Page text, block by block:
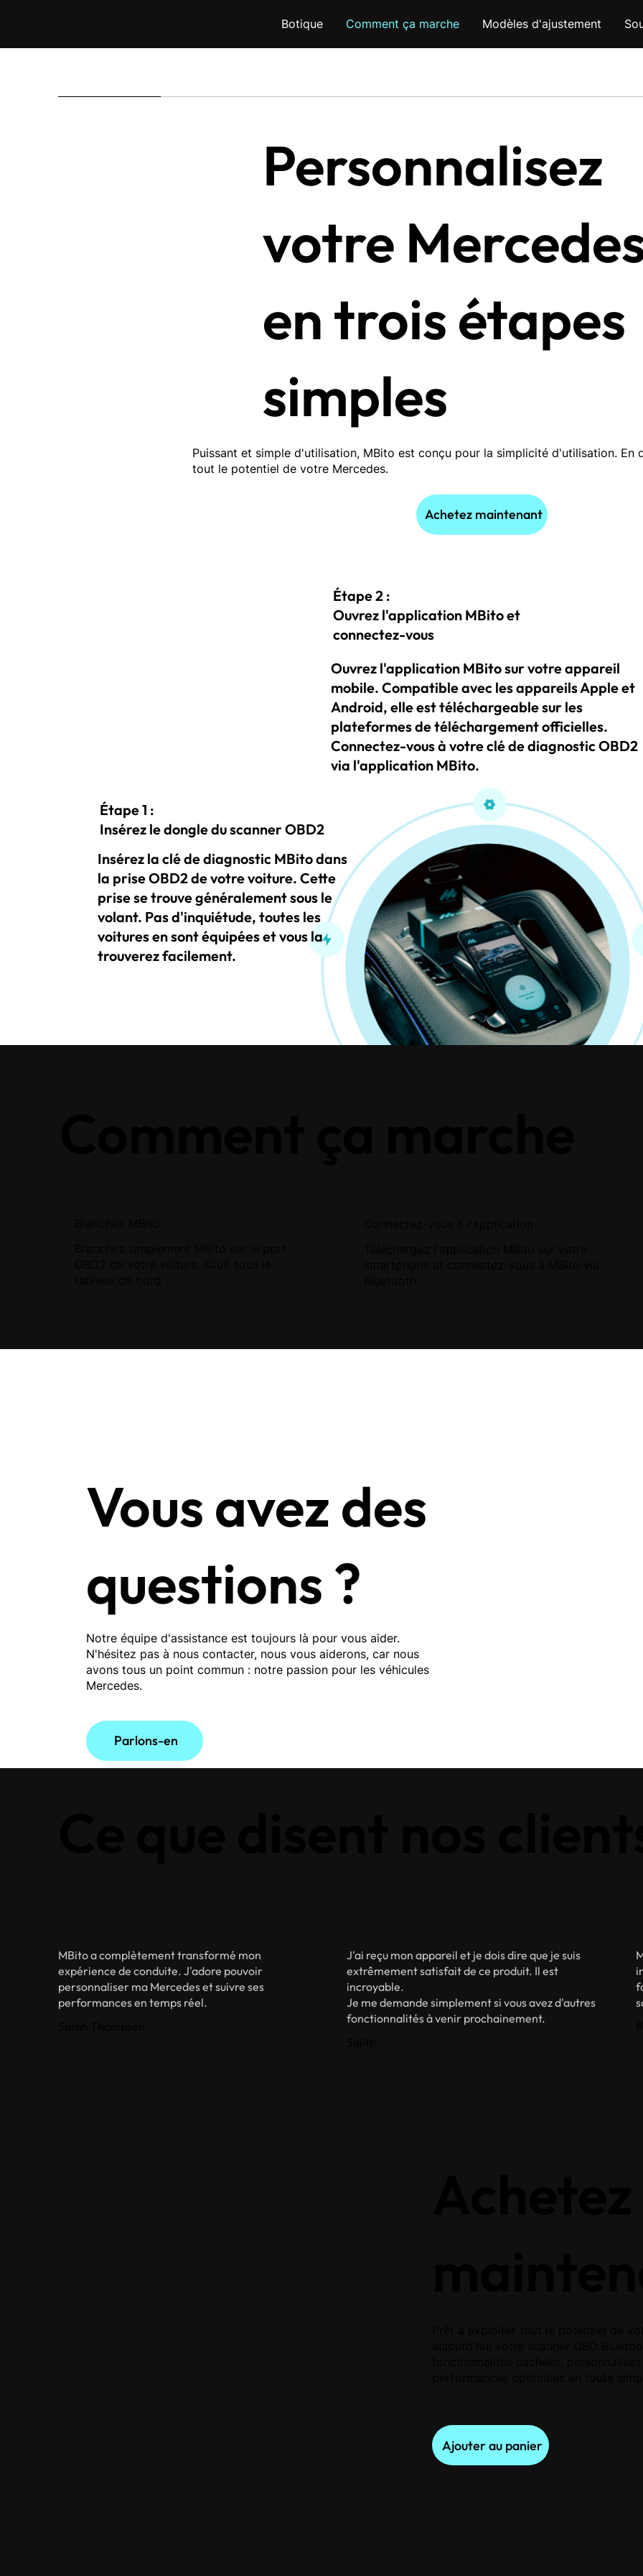
Botique Comment ça marche Modèles d'ajustement
Étape 2 :
Ouvrez l'application MBito et
connectez-vous
Ouvrez l'application MBito sur votre appareil
mobile. Compatible avec les appareils Apple et
Android, elle est téléchargeable sur les
plateformes de téléchargement officielles.
Connectez-vous à votre clé de diagnostic OBD2
via l'application MBito.
Étape 1 :
Insérez le dongle du scanner OBD2
Insérez la clé de diagnostic MBito dans
la prise OBD2 de votre voiture. Cette
prise se trouve généralement sous le
volant. Pas d'inquiétude, toutes les
voitures en sont équipées et vous la
trouverez facilement.
Vous avez des
questions ?
Notre équipe d'assistance est toujours là pour vous aider.
N'hésitez pas à nous contacter, nous vous aiderons, car nous
avons tous un point commun : notre passion pour les véhicules
Mercedes.
Parlons-en
MBito a complètement transformé mon
expérience de conduite. J'adore pouvoir
personnaliser ma Mercedes et suivre ses
performances en temps réel.
J'ai reçu mon appareil et je dois dire que je suis
extrêmement satisfait de ce produit. Il est
incroyable.
Je me demande simplement si vous avez d'autres
fonctionnalités à venir prochainement.
Ajouter au panier
Personnalisez
votre
en trois étapes
simples
Puissant et simple d'utilisation, MBito est conçu pour la simplicité d'utilisation. En
tout le potentiel de votre Mercedes.
Achetez maintenant